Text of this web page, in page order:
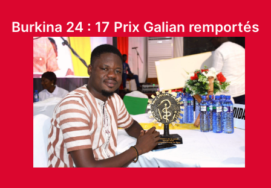
Burkina 24 : 17 Prix Galian remportés